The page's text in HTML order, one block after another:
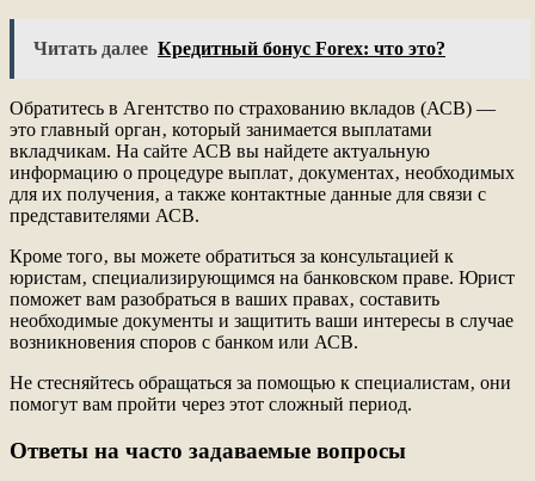
Читать далее Кредитный бонус Forex: что это?
Обратитесь в Агентство по страхованию вкладов (АСВ) —
это главный орган‚ который занимается выплатами
вкладчикам. На сайте АСВ вы найдете актуальную
информацию о процедуре выплат‚ документах‚ необходимых
для их получения‚ а также контактные данные для связи с
представителями АСВ.
Кроме того‚ вы можете обратиться за консультацией к
юристам‚ специализирующимся на банковском праве. Юрист
поможет вам разобраться в ваших правах‚ составить
необходимые документы и защитить ваши интересы в случае
возникновения споров с банком или АСВ.
Не стесняйтесь обращаться за помощью к специалистам‚ они
помогут вам пройти через этот сложный период.
Ответы на часто задаваемые вопросы